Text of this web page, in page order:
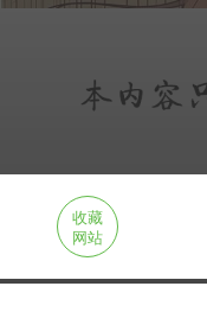
收藏
网站